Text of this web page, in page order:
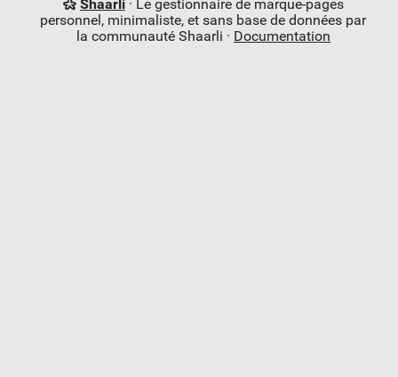
Shaarli· Le gestionnaire de marque-pages
personnel, minimaliste, et sans base de données par
la communauté Shaarli · Documentation